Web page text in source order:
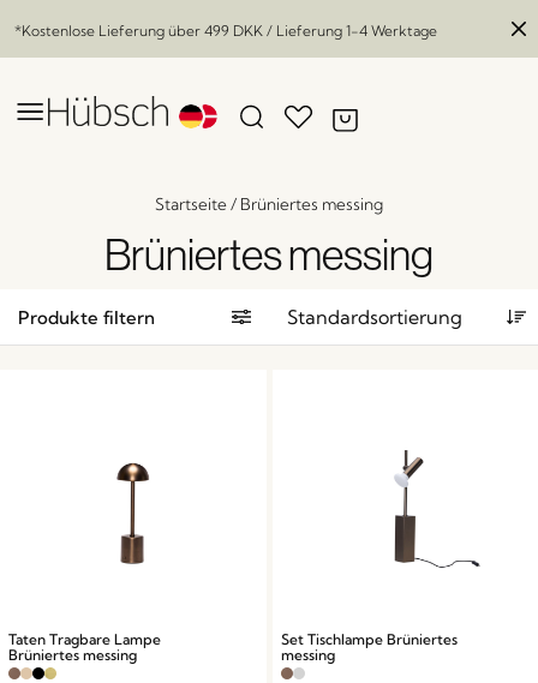
*Kostenlose Lieferung über 499 DKK / Lieferung 1-4 Werktage
Startseite/ Brüniertes messing
Brüniertes messing
Produkte filtern
Taten Tragbare Lampe
Brüniertes messing
Set Tischlampe Brüniertes
messing